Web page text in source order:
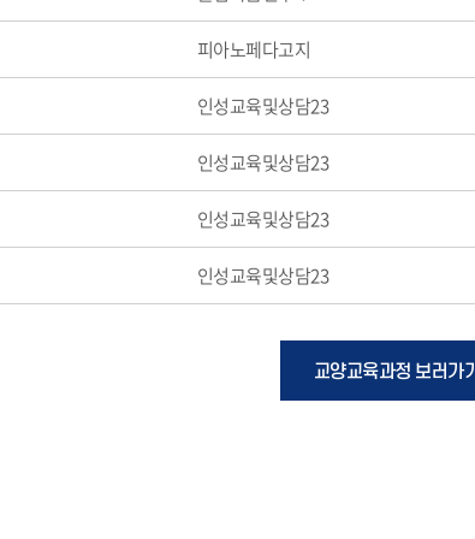
피아노페다고지
인성교육및상담23
인성교육및상담23
인성교육및상담23
인성교육및상담23
교양교육과정 보러가기